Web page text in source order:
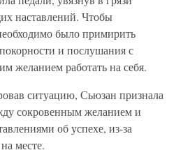
наставлений. Чтобы
было примирить
и послушания с
желанием работать на себя.
ситуацию, Сьюзан признала
сокровенным желанием и
об успехе, из-за
месте.